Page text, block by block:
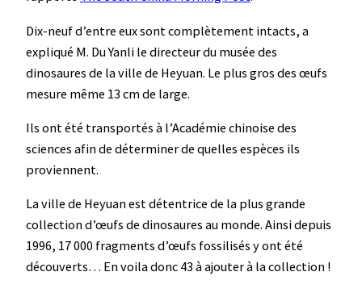
Dix-neuf d’entre eux sont complètement intacts, a
expliqué M. Du Yanli le directeur du musée des
dinosaures de la ville de Heyuan. Le plus gros des œufs
mesure même 13 cm de large.
Ils ont été transportés à l’Académie chinoise des
sciences afin de déterminer de quelles espèces ils
proviennent.
La ville de Heyuan est détentrice de la plus grande
collection d’œufs de dinosaures au monde. Ainsi depuis
1996, 17 000 fragments d’œufs fossilisés y ont été
découverts… En voila donc 43 à ajouter à la collection !